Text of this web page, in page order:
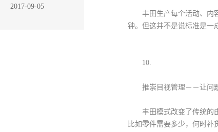
2017-09-05
丰田生产每个活动、内
钟。但这并不是说标准是一
10.
推崇目视管理－－让问
丰田模式改变了传统的
比如零件需要多少，何时补